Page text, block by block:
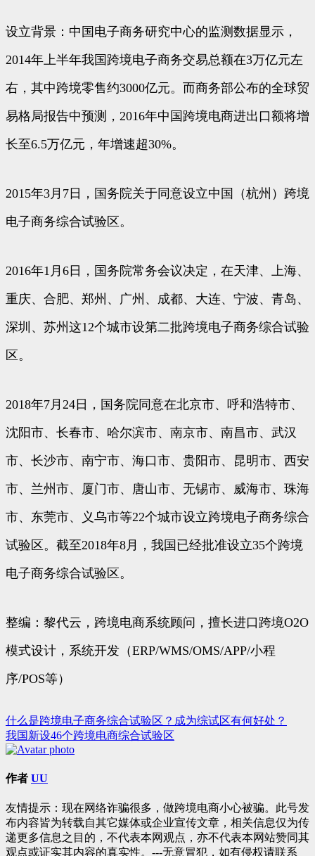
设立背景：中国电子商务研究中心的监测数据显示，
2014年上半年我国跨境电子商务交易总额在3万亿元左
右，其中跨境零售约3000亿元。而商务部公布的全球贸
易格局报告中预测，2016年中国跨境电商进出口额将增
长至6.5万亿元，年增速超30%。
2015年3月7日，国务院关于同意设立中国（杭州）跨境
电子商务综合试验区。
2016年1月6日，国务院常务会议决定，在天津、上海、
重庆、合肥、郑州、广州、成都、大连、宁波、青岛、
深圳、苏州这12个城市设第二批跨境电子商务综合试验
区。
2018年7月24日，国务院同意在北京市、呼和浩特市、
沈阳市、长春市、哈尔滨市、南京市、南昌市、武汉
市、长沙市、南宁市、海口市、贵阳市、昆明市、西安
市、兰州市、厦门市、唐山市、无锡市、威海市、珠海
市、东莞市、义乌市等22个城市设立跨境电子商务综合
试验区。截至2018年8月，我国已经批准设立35个跨境
电子商务综合试验区。
整编：黎代云，跨境电商系统顾问，擅长进口跨境O2O
模式设计，系统开发（ERP/WMS/OMS/APP/小程
序/POS等）
文
章
导
什么是跨境电子商务综合试验区？成为综试区有何好处？
我国新设46个跨境电商综合试验区
作者 UU
友情提示：现在网络诈骗很多，做跨境电商小心被骗。此号发
布内容皆为转载自其它媒体或企业宣传文章，相关信息仅为传
递更多信息之目的，不代表本网观点，亦不代表本网站赞同其
观点或证实其内容的真实性。---无意冒犯，如有侵权请联系